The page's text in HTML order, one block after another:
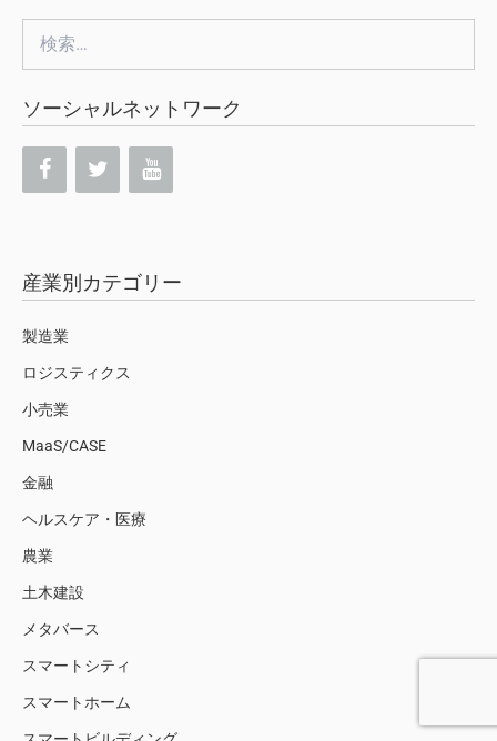
索:
ソーシャルネットワーク
産業別カテゴリー
製造業
ロジスティクス
小売業
MaaS/CASE
金融
ヘルスケア・医療
農業
土木建設
メタバース
スマートシティ
スマートホーム